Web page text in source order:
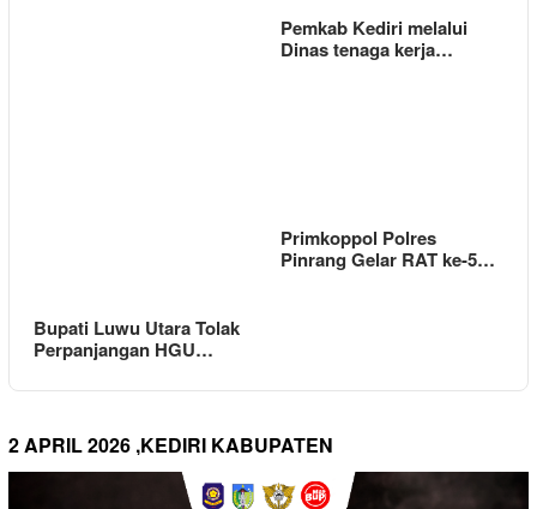
Pemkab Kediri melalui
Dinas tenaga kerja…
Bupati Luwu Utara Tolak
Perpanjangan HGU…
Primkoppol Polres
Pinrang Gelar RAT ke-5…
2 APRIL 2026 ,KEDIRI KABUPATEN